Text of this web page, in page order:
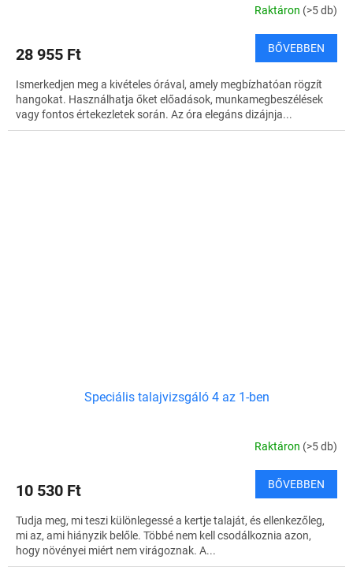
Raktáron (>5 db)
28 955 Ft BŐVEBBEN
Ismerkedjen meg a kivételes órával, amely megbízhatóan rögzít
hangokat. Használhatja őket előadások, munkamegbeszélések
vagy fontos értekezletek során. Az óra elegáns dizájnja...
Speciális talajvizsgáló 4 az 1-ben
Raktáron (>5 db)
10 530 Ft BŐVEBBEN
Tudja meg, mi teszi különlegessé a kertje talaját, és ellenkezőleg,
mi az, ami hiányzik belőle. Többé nem kell csodálkoznia azon,
hogy növényei miért nem virágoznak. A...